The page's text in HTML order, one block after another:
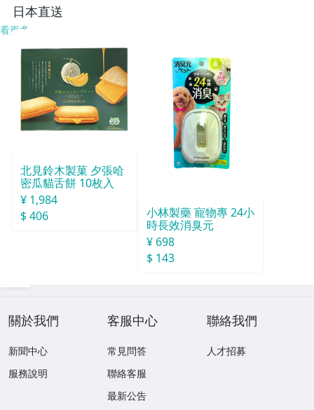
日本直送
看更多
北見鈴木製菓 夕張哈
密瓜貓舌餅 10枚入
¥ 1,984
$ 406
小林製藥 寵物專 24小
時長效消臭元
¥ 698
$ 143
關於我們
新聞中心
服務說明
客服中心
常見問答
聯絡客服
最新公告
聯絡我們
人才招募